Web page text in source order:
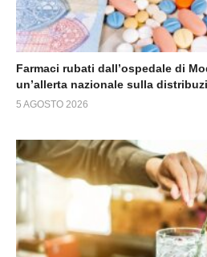
Farmaci rubati dall’ospedale di
un’allerta nazionale sulla
5 AGOSTO 2026